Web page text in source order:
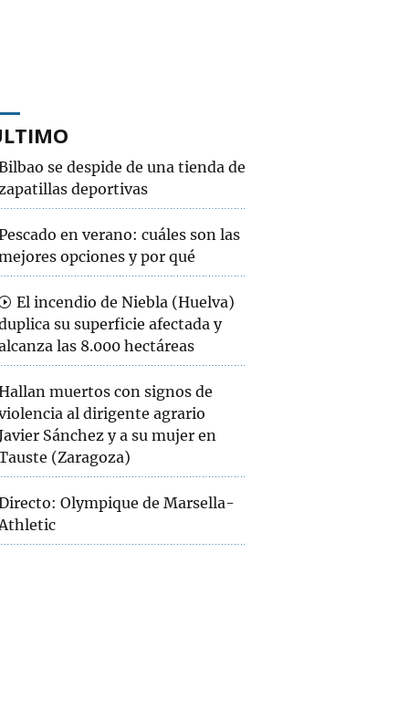
se despide de una tienda de
deportivas
en verano: cuáles son las
opciones y por qué
El incendio de Niebla (Huelva)
su superficie afectada y
las 8.000 hectáreas
muertos con signos de
al dirigente agrario
Sánchez y a su mujer en
(Zaragoza)
Olympique de Marsella-